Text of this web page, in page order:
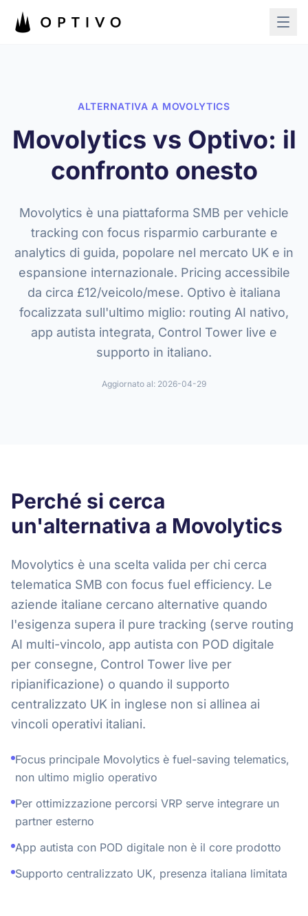
ALTERNATIVA A MOVOLYTICS
Movolytics vs Optivo: il
confronto onesto
Movolytics è una piattaforma SMB per vehicle
tracking con focus risparmio carburante e
analytics di guida, popolare nel mercato UK e in
espansione internazionale. Pricing accessibile
da circa £12/veicolo/mese. Optivo è italiana
focalizzata sull'ultimo miglio: routing AI nativo,
app autista integrata, Control Tower live e
supporto in italiano.
Aggiornato al: 2026-04-29
Perché si cerca
un'alternativa a Movolytics
Movolytics è una scelta valida per chi cerca
telematica SMB con focus fuel efficiency. Le
aziende italiane cercano alternative quando
l'esigenza supera il pure tracking (serve routing
AI multi-vincolo, app autista con POD digitale
per consegne, Control Tower live per
ripianificazione) o quando il supporto
centralizzato UK in inglese non si allinea ai
vincoli operativi italiani.
Focus principale Movolytics è fuel-saving telematics,
non ultimo miglio operativo
Per ottimizzazione percorsi VRP serve integrare un
partner esterno
App autista con POD digitale non è il core prodotto
Supporto centralizzato UK, presenza italiana limitata